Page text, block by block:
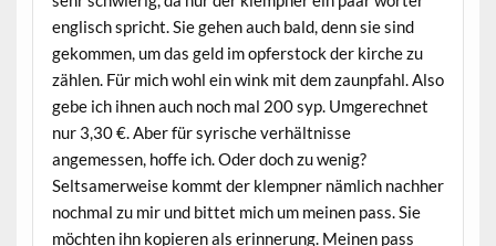
englisch spricht. Sie gehen auch bald, denn sie sind
gekommen, um das geld im opferstock der kirche zu
zählen. Für mich wohl ein wink mit dem zaunpfahl. Also
gebe ich ihnen auch noch mal 200 syp. Umgerechnet
nur 3,30 €. Aber für syrische verhältnisse
angemessen, hoffe ich. Oder doch zu wenig?
Seltsamerweise kommt der klempner nämlich nachher
nochmal zu mir und bittet mich um meinen pass. Sie
möchten ihn kopieren als erinnerung. Meinen pass